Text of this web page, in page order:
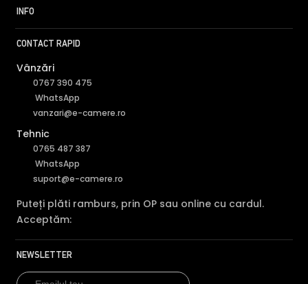
INFO
CONTACT RAPID
Vânzări
0767 390 475
WhatsApp
vanzari@e-camere.ro
Tehnic
0765 487 387
WhatsApp
suport@e-camere.ro
Puteți plăti ramburs, prin OP sau online cu cardul.
Acceptăm:
NEWSLETTER